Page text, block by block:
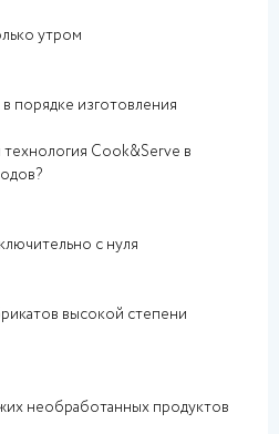
утром
порядке изготовления
Cook&Serve в
с нуля
высокой степени
необработанных продуктов